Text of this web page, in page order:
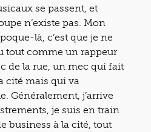
se passent, et
n’existe pas. Mon
là, c’est que je ne
tout comme un rappeur
de la rue, un mec qui fait
cité mais qui va
Généralement, j’arrive
je suis en train
business à la cité, tout